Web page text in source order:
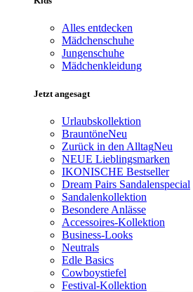
Alles entdecken
Mädchenschuhe
Jungenschuhe
Mädchenkleidung
Jetzt angesagt
Urlaubskollektion
BrauntöneNeu
Zurück in den AlltagNeu
NEUE Lieblingsmarken
IKONISCHE Bestseller
Dream Pairs Sandalenspecial
Sandalenkollektion
Besondere Anlässe
Accessoires-Kollektion
Business-Looks
Neutrals
Edle Basics
Cowboystiefel
Festival-Kollektion